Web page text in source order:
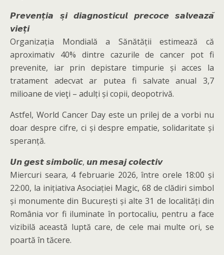
𝙋𝙧𝙚𝙫𝙚𝙣𝙩̦𝙞𝙖 𝙨̦𝙞 𝙙𝙞𝙖𝙜𝙣𝙤𝙨𝙩𝙞𝙘𝙪𝙡 𝙥𝙧𝙚𝙘𝙤𝙘𝙚 𝙨𝙖𝙡𝙫𝙚𝙖𝙯𝙖̆
𝙫𝙞𝙚𝙩̦𝙞
Organizația Mondială a Sănătății estimează că
aproximativ 40% dintre cazurile de cancer pot fi
prevenite, iar prin depistare timpurie și acces la
tratament adecvat ar putea fi salvate anual 3,7
milioane de vieţi – adulți și copii, deopotrivă.
Astfel, World Cancer Day este un prilej de a vorbi nu
doar despre cifre, ci și despre empatie, solidaritate și
speranță.
𝙐𝙣 𝙜𝙚𝙨𝙩 𝙨𝙞𝙢𝙗𝙤𝙡𝙞𝙘, 𝙪𝙣 𝙢𝙚𝙨𝙖𝙟 𝙘𝙤𝙡𝙚𝙘𝙩𝙞𝙫
Miercuri seara, 4 februarie 2026, între orele 18:00 și
22:00, la inițiativa Asociației Magic, 68 de clădiri simbol
și monumente din București și alte 31 de localități din
România vor fi iluminate în portocaliu, pentru a face
vizibilă această luptă care, de cele mai multe ori, se
poartă în tăcere.